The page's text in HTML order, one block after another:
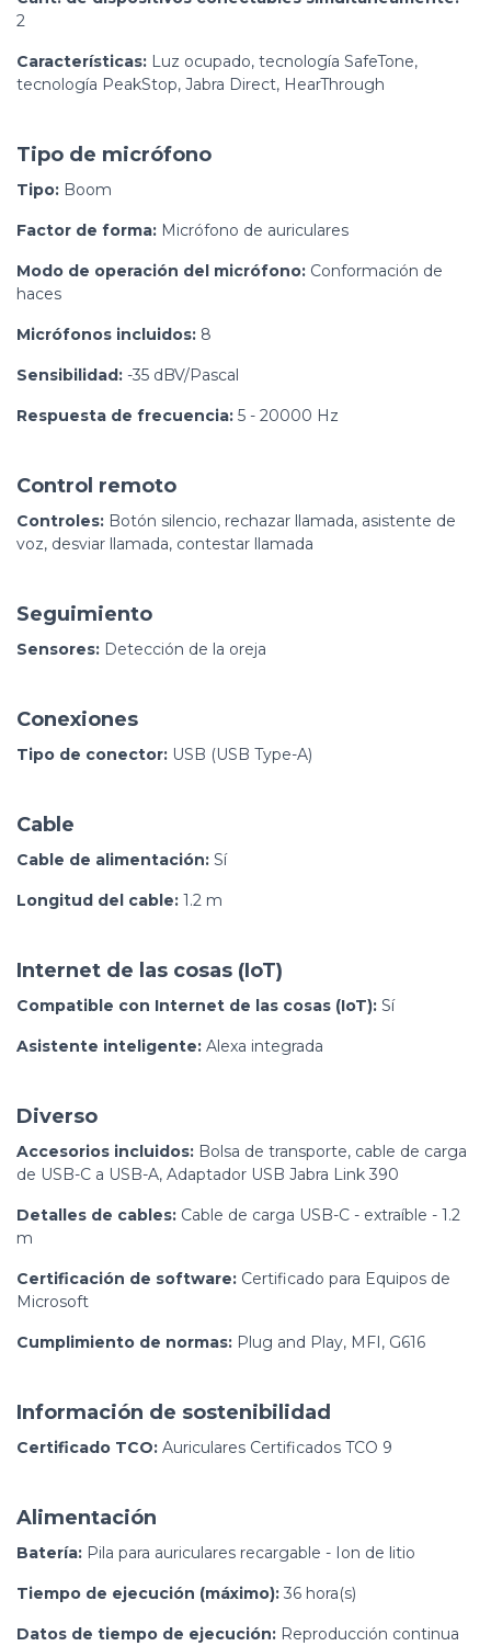
2
Características: Luz ocupado, tecnología SafeTone,
tecnología PeakStop, Jabra Direct, HearThrough
Tipo de micrófono
Tipo: Boom
Factor de forma: Micrófono de auriculares
Modo de operación del micrófono: Conformación de
haces
Micrófonos incluidos: 8
Sensibilidad: -35 dBV/Pascal
Respuesta de frecuencia: 5 - 20000 Hz
Control remoto
Controles: Botón silencio, rechazar llamada, asistente de
voz, desviar llamada, contestar llamada
Seguimiento
Sensores: Detección de la oreja
Conexiones
Tipo de conector: USB (USB Type-A)
Cable
Cable de alimentación: Sí
Longitud del cable: 1.2 m
Internet de las cosas (IoT)
Compatible con Internet de las cosas (IoT): Sí
Asistente inteligente: Alexa integrada
Diverso
Accesorios incluidos: Bolsa de transporte, cable de carga
de USB-C a USB-A, Adaptador USB Jabra Link 390
Detalles de cables: Cable de carga USB-C - extraíble - 1.2
m
Certificación de software: Certificado para Equipos de
Microsoft
Cumplimiento de normas: Plug and Play, MFI, G616
Información de sostenibilidad
Certificado TCO: Auriculares Certificados TCO 9
Alimentación
Batería: Pila para auriculares recargable - Ion de litio
Tiempo de ejecución (máximo): 36 hora(s)
Datos de tiempo de ejecución: Reproducción continua